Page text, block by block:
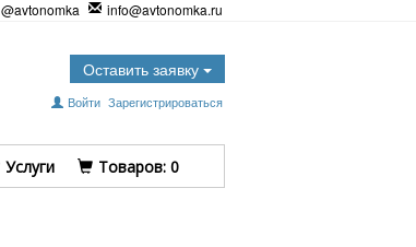
@avtonomka info@avtonomka.ru
Оставить заявку
Войти Зарегистрироваться
Услуги Tоваров:0